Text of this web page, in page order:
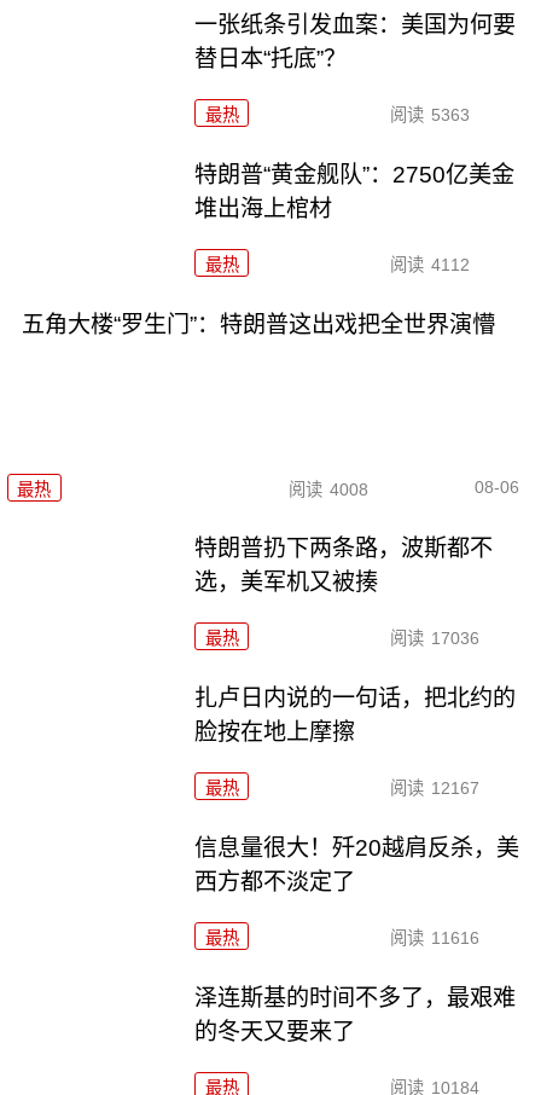
一张纸条引发血案：美国为何要
替日本“托底”？
最热 阅读 5363
特朗普“黄金舰队”：2750亿美金
堆出海上棺材
最热 阅读 4112
五角大楼“罗生门”：特朗普这出戏把全世界演懵
最热 阅读 4008 08-06
特朗普扔下两条路，波斯都不
选，美军机又被揍
最热 阅读 17036
扎卢日内说的一句话，把北约的
脸按在地上摩擦
最热 阅读 12167
信息量很大！歼20越肩反杀，美
西方都不淡定了
最热 阅读 11616
泽连斯基的时间不多了，最艰难
的冬天又要来了
最热 阅读 10184